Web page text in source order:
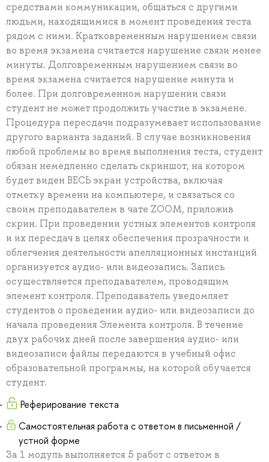
средствами коммуникации, общаться с другими
людьми, находящимися в момент проведения теста
рядом с ними. Кратковременным нарушением связи
во время экзамена считается нарушение связи менее
минуты. Долговременным нарушением связи во
время экзамена считается нарушение минута и
более. При долговременном нарушении связи
студент не может продолжить участие в экзамене.
Процедура пересдачи подразумевает использование
другого варианта заданий. В случае возникновения
любой проблемы во время выполнения теста, студент
обязан немедленно сделать скриншот, на котором
будет виден ВЕСЬ экран устройства, включая
отметку времени на компьютере, и связаться со
своим преподавателем в чате ZOOM, приложив
скрин. При проведении устных элементов контроля
и их пересдач в целях обеспечения прозрачности и
облегчения деятельности апелляционных инстанций
организуется аудио- или видеозапись. Запись
осуществляется преподавателем, проводящим
элемент контроля. Преподаватель уведомляет
студентов о проведении аудио- или видеозаписи до
начала проведения Элемента контроля. В течение
двух рабочих дней после завершения аудио- или
видеозаписи файлы передаются в учебный офис
образовательной программы, на которой обучается
студент.
Реферирование текста
Самостоятельная работа с ответом в письменной /
устной форме
За 1 модуль выполняется 5 работ с ответом в